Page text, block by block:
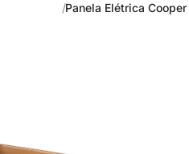
/Panela Elétrica Cooper